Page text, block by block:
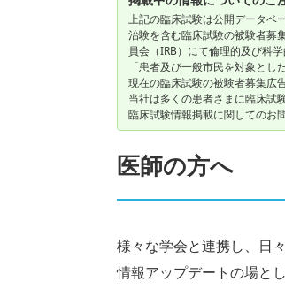
上記の臨床試験は公開データベ
治験を含む臨床試験の被験者募
員会（IRB）にて倫理的及び科
「患者及び一般市民を対象と
現在の臨床試験の被験者募集広
当社は多くの患者さまに臨床試
臨床試験情報掲載に関してのお
医師の方へ
様々な学会と連携し、日
情報アップデートの場と